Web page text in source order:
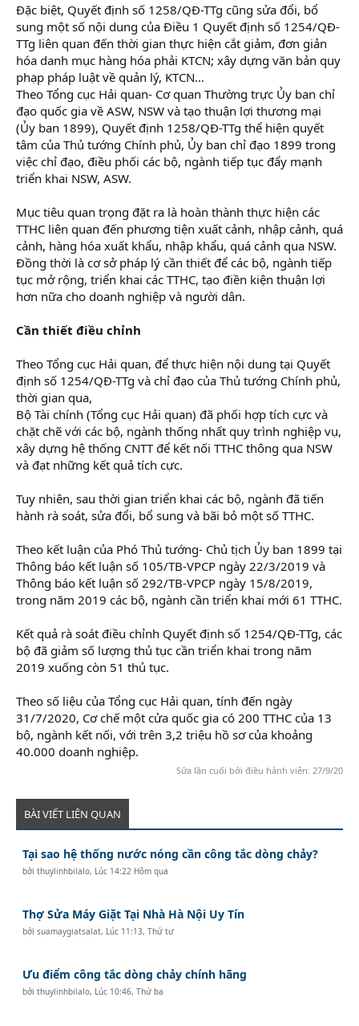
Đặc biệt, Quyết định số 1258/QĐ-TTg cũng sửa đổi, bổ
sung một số nội dung của Điều 1 Quyết định số 1254/QĐ-
TTg liên quan đến thời gian thực hiện cắt giảm, đơn giản
hóa danh mục hàng hóa phải KTCN; xây dựng văn bản quy
phạp pháp luật về quản lý, KTCN…
Theo Tổng cục Hải quan- Cơ quan Thường trực Ủy ban chỉ
đạo quốc gia về ASW, NSW và tạo thuận lợi thương mại
(Ủy ban 1899), Quyết định 1258/QĐ-TTg thể hiện quyết
tâm của Thủ tướng Chính phủ, Ủy ban chỉ đạo 1899 trong
việc chỉ đạo, điều phối các bộ, ngành tiếp tục đẩy mạnh
triển khai NSW, ASW.
Mục tiêu quan trọng đặt ra là hoàn thành thực hiện các
TTHC liên quan đến phương tiện xuất cảnh, nhập cảnh, quá
cảnh, hàng hóa xuất khẩu, nhập khẩu, quá cảnh qua NSW.
Đồng thời là cơ sở pháp lý cần thiết để các bộ, ngành tiếp
tục mở rộng, triển khai các TTHC, tạo điền kiện thuận lợi
hơn nữa cho doanh nghiệp và người dân.
Cần thiết điều chỉnh
Theo Tổng cục Hải quan, để thực hiện nội dung tại Quyết
định số 1254/QĐ-TTg và chỉ đạo của Thủ tướng Chính phủ,
thời gian qua,
Bộ Tài chính (Tổng cục Hải quan) đã phối hợp tích cực và
chặt chẽ với các bộ, ngành thống nhất quy trình nghiệp vụ,
xây dựng hệ thống CNTT để kết nối TTHC thông qua NSW
và đạt những kết quả tích cực.
Tuy nhiên, sau thời gian triển khai các bộ, ngành đã tiến
hành rà soát, sửa đổi, bổ sung và bãi bỏ một số TTHC.
Theo kết luận của Phó Thủ tướng- Chủ tịch Ủy ban 1899 tại
Thông báo kết luận số 105/TB-VPCP ngày 22/3/2019 và
Thông báo kết luận số 292/TB-VPCP ngày 15/8/2019,
trong năm 2019 các bộ, ngành cần triển khai mới 61 TTHC.
Kết quả rà soát điều chỉnh Quyết định số 1254/QĐ-TTg, các
bộ đã giảm số lượng thủ tục cần triển khai trong năm
2019 xuống còn 51 thủ tục.
Theo số liệu của Tổng cục Hải quan, tính đến ngày
31/7/2020, Cơ chế một cửa quốc gia có 200 TTHC của 13
bộ, ngành kết nối, với trên 3,2 triệu hồ sơ của khoảng
40.000 doanh nghiệp.
Sửa lần cuối bởi điều hành viên: 27/9/20
BÀI VIẾT LIÊN QUAN
Tại sao hệ thống nước nóng cần công tắc dòng chảy?
bởithuylinhbilalo, Lúc 14:22 Hôm qua
Thợ Sửa Máy Giặt Tại Nhà Hà Nội Uy Tín
bởisuamaygiatsalat, Lúc 11:13, Thứ tư
Ưu điểm công tắc dòng chảy chính hãng
bởithuylinhbilalo, Lúc 10:46, Thứ ba